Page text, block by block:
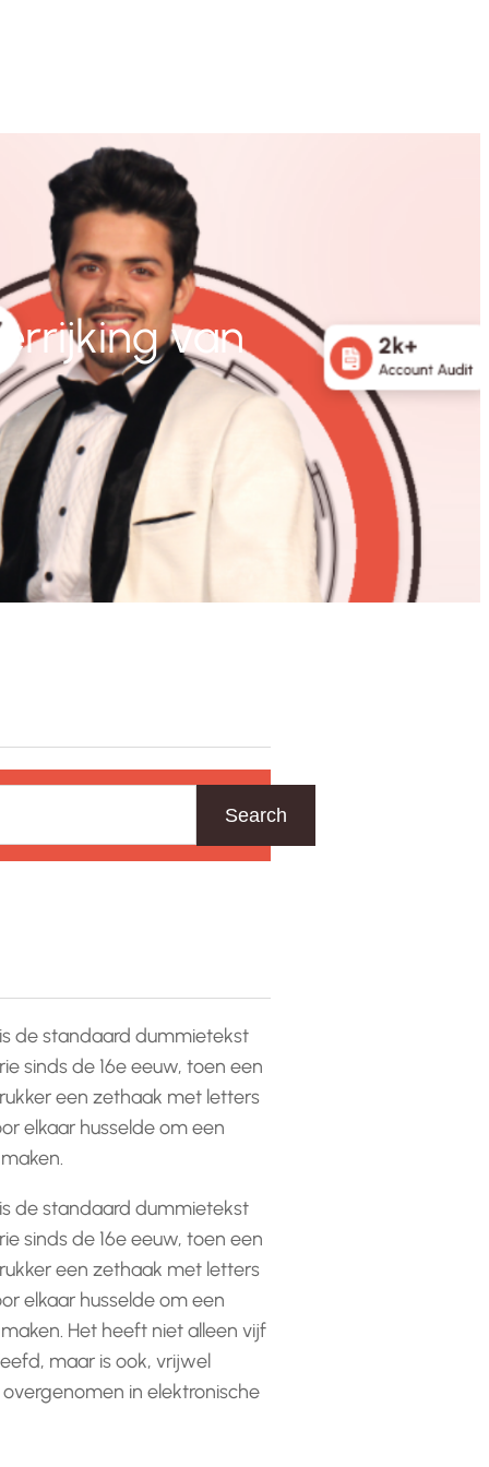
van
Search
de standaard dummietekst
sinds de 16e eeuw, toen een
een zethaak met letters
elkaar husselde om een
de standaard dummietekst
sinds de 16e eeuw, toen een
een zethaak met letters
elkaar husselde om een
Het heeft niet alleen vijf
maar is ook, vrijwel
in elektronische